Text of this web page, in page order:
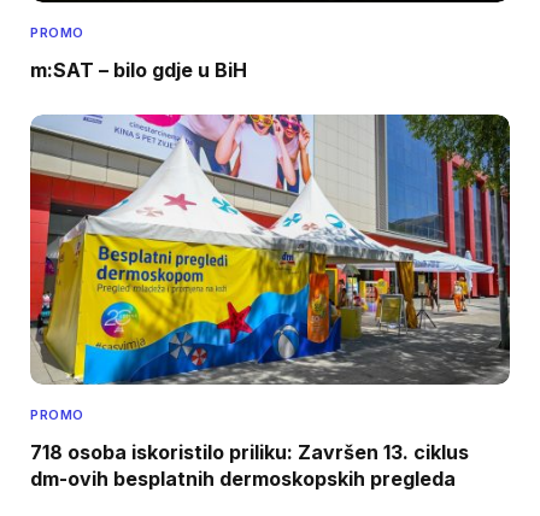
PROMO
m:SAT – bilo gdje u BiH
PROMO
718 osoba iskoristilo priliku: Završen 13. ciklus
dm-ovih besplatnih dermoskopskih pregleda